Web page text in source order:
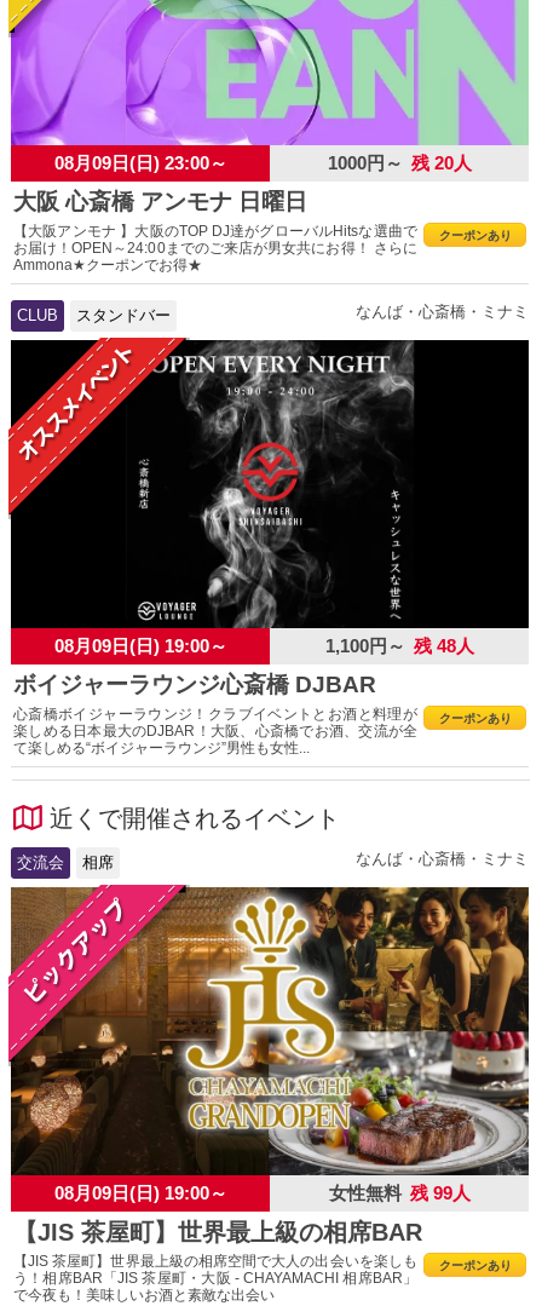
08月09日(日) 23:00～ 1000円～ 残 20人
大阪 心斎橋 アンモナ 日曜日
クーポンあり
【大阪アンモナ 】大阪のTOP DJ達がグローバルHitsな選曲で
お届け！OPEN～24:00までのご来店が男女共にお得！ さらに
Ammona★クーポンでお得★
CLUB スタンドバー なんば・心斎橋・ミナミ
08月09日(日) 19:00～ 1,100円～ 残 48人
ボイジャーラウンジ心斎橋 DJBAR
クーポンあり
心斎橋ボイジャーラウンジ！クラブイベントとお酒と料理が
楽しめる日本最大のDJBAR！大阪、心斎橋でお酒、交流が全
て楽しめる“ボイジャーラウンジ”男性も女性...
近くで開催されるイベント
交流会 相席 なんば・心斎橋・ミナミ
08月09日(日) 19:00～ 女性無料 残 99人
【JIS 茶屋町】世界最上級の相席BAR
クーポンあり
【JIS 茶屋町】世界最上級の相席空間で大人の出会いを楽しも
う！相席BAR「JIS 茶屋町・大阪 - CHAYAMACHI 相席BAR」
で今夜も！美味しいお酒と素敵な出会い